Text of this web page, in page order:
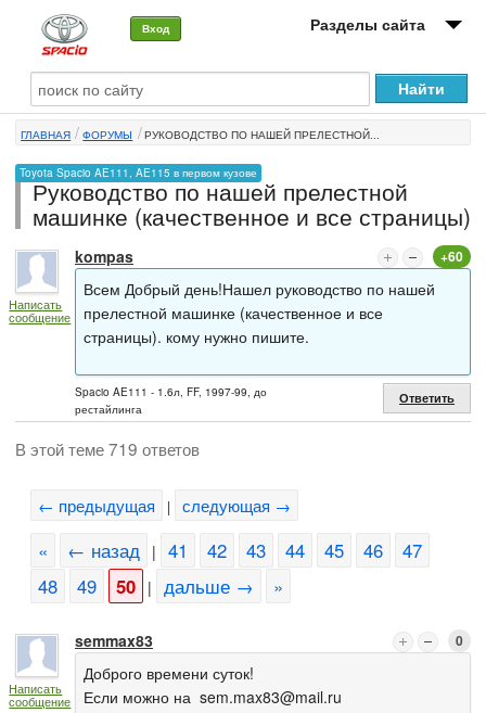
Вход Разделы сайта
О машине
Автоклуб
Форумы
Сервисы и услуги
Новости
ГЛАВНАЯ ФОРУМЫ РУКОВОДСТВО ПО НАШЕЙ ПРЕЛЕСТНОЙ...
Toyota Spacio AE111, AE115 в первом кузове
Руководство по нашей прелестной
машинке (качественное и все страницы)
Написать
сообщение
kompas +60
Всем Добрый день!Нашел руководство по нашей
прелестной машинке (качественное и все
страницы). кому нужно пишите.
Spacio AE111 - 1.6л, FF, 1997-99, до
рестайлинга
Ответить
В этой теме 719 ответов
← предыдущая | следующая →
« ← назад | 41 42 43 44 45 46
47
48
49 50 | дальше → »
Написать
сообщение
semmax83 0
Доброго времени суток!
Если можно на sem.max83@mail.ru